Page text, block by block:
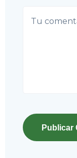
Publicar